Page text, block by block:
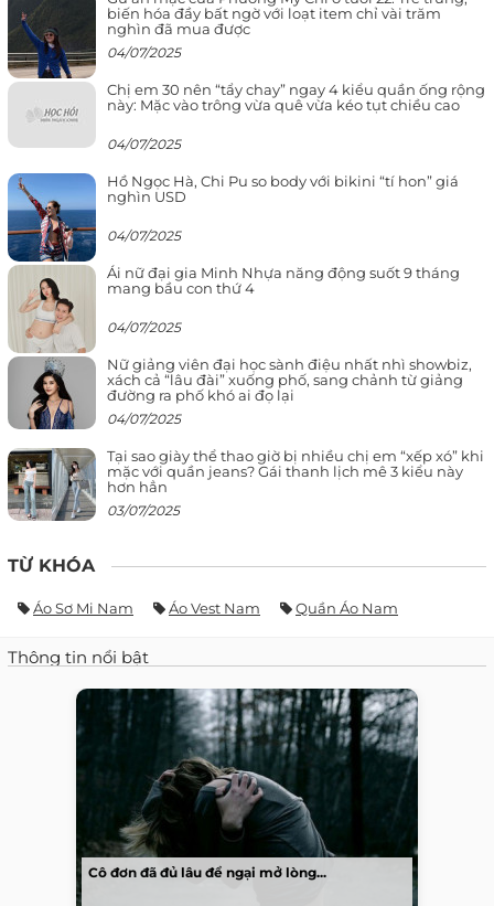
biến hóa đầy bất ngờ với loạt item chỉ vài trăm
nghìn đã mua được
04/07/2025
Chị em 30 nên “tẩy chay” ngay 4 kiểu quần ống rộng
này: Mặc vào trông vừa quê vừa kéo tụt chiều cao
04/07/2025
Hồ Ngọc Hà, Chi Pu so body với bikini “tí hon” giá
nghìn USD
04/07/2025
Ái nữ đại gia Minh Nhựa năng động suốt 9 tháng
mang bầu con thứ 4
04/07/2025
Nữ giảng viên đại học sành điệu nhất nhì showbiz,
xách cả “lâu đài” xuống phố, sang chảnh từ giảng
đường ra phố khó ai đọ lại
04/07/2025
Tại sao giày thể thao giờ bị nhiều chị em “xếp xó” khi
mặc với quần jeans? Gái thanh lịch mê 3 kiểu này
hơn hẳn
03/07/2025
TỪ KHÓA
Áo Sơ Mi Nam Áo Vest Nam Quần Áo Nam
Thông tin nổi bật
Cô đơn đã đủ lâu để ngại mở lòng...